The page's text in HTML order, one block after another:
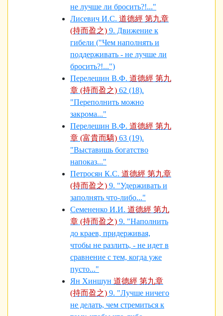
не лучше ли бросить?!..."
Лисевич И.С. 道德經 第九章
(持而盈之) 9. Движение к
гибели ("Чем наполнять и
поддерживать - не лучше ли
бросить?!...")
Перелешин В.Ф. 道德經 第九
章 (持而盈之) 62 (18).
"Переполнить можно
закрома..."
Перелешин В.Ф. 道德經 第九
章 (富貴而驕) 63 (19).
"Выставишь богатство
напоказ..."
Петросян К.С. 道德經 第九章
(持而盈之) 9. "Удерживать и
заполнять что-либо..."
Семененко И.И. 道德經 第九
章 (持而盈之) 9. "Наполнить
до краев, придерживая,
чтобы не разлить, - не идет в
сравнение с тем, когда уже
пусто..."
Ян Хиншун 道德經 第九章
(持而盈之) 9. "Лучше ничего
не делать, чем стремиться к